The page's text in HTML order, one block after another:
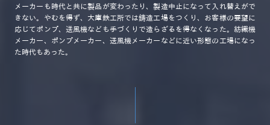
メーカーも時代と共に製品が変わったり、製造中止になって入れ替えがで
きない。やむを得ず、大庫鉄工所では鋳造工場をつくり、お客様の要望に
応じてポンプ、送風機なども手づくりで造らざるを得なくなった。紡織機
メーカー、ポンプメーカー、送風機メーカーなどに近い形態の工場になっ
た時代もあった。